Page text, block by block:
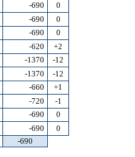
-690
0
-690 0
-690
0
-620 +2
-1370
-12
-1370 -12
-660
+1
-720 -1
-690
0
-690
0
-690